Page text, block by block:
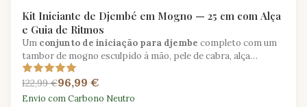
Kit Iniciante de Djembé em Mogno — 25 cm com Alça
e Guia de Ritmos
Um conjunto de iniciação para djembe completo com um
tambor de mogno esculpido à mão, pele de cabra, alça
ajustável e livreto de ritmos da África Ocidental.
122,99 €96,99 €
Envio com Carbono Neutro